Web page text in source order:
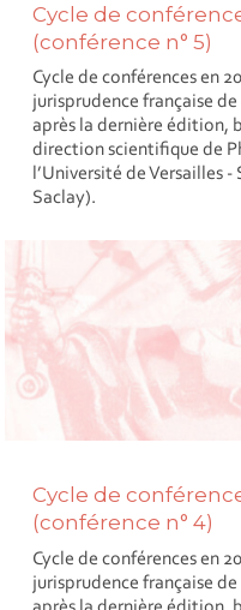
Cycle de
(conférence n° 5)
Cycle de conférences en
jurisprudence française
après la dernière édition,
direction scientifique de
l’Université de Versailles
Saclay).
Cycle de
(conférence n° 4)
Cycle de conférences en
jurisprudence française